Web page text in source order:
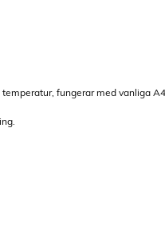
fungerar med vanliga